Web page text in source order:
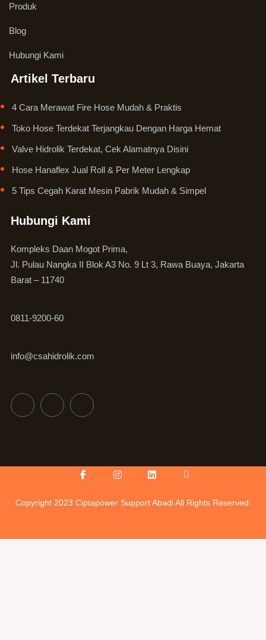
Produk
Blog
Hubungi Kami
Artikel Terbaru
4 Cara Merawat Fire Hose Mudah & Praktis
Toko Hose Terdekat Terjangkau Dengan Harga Hemat
Valve Hidrolik Terdekat, Cek Alamatnya Disini
Hose Hanaflex Jual Roll & Per Meter Lengkap
5 Tips Cegah Karat Mesin Pabrik Mudah & Simpel
Hubungi Kami
Kompleks Daan Mogot Prima,
Jl. Pulau Nangka II Blok A3 No. 9 Lt 3, Rawa Buaya, Jakarta
Barat – 11740
0811-9200-60
info@csahidrolik.com
Facebook-
f
InstagramLinkedinIcon-
youtube-
Copyright 2023 Ciptapower Support Abadi All Rights Reserved.